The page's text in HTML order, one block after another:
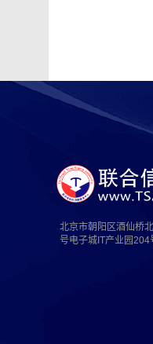
北京市朝阳区酒仙桥
号电子城IT产业园204